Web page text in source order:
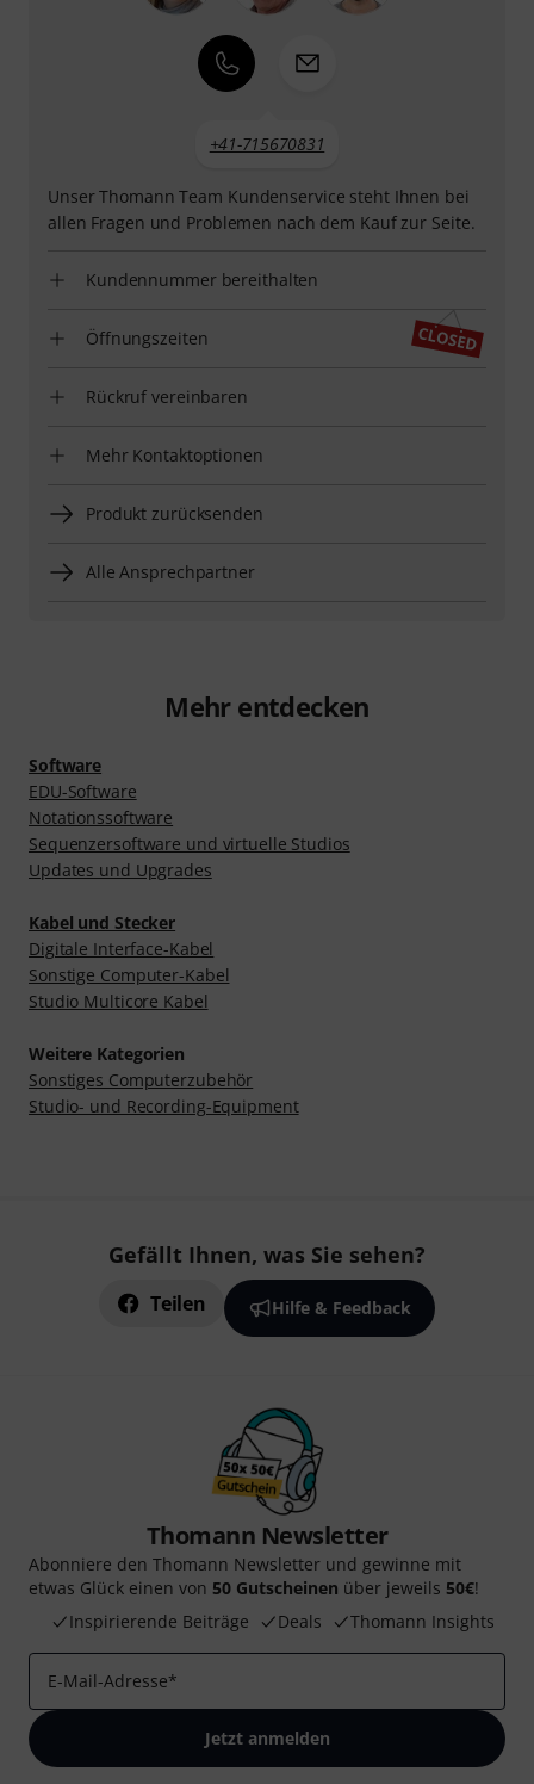
+41-715670831
Unser Thomann Team Kundenservice steht Ihnen bei
allen Fragen und Problemen nach dem Kauf zur Seite.
Kundennummer bereithalten
Öffnungszeiten
Rückruf vereinbaren
Mehr Kontaktoptionen
Produkt zurücksenden
Alle Ansprechpartner
Mehr entdecken
Software
EDU-Software
Notationssoftware
Sequenzersoftware und virtuelle Studios
Updates und Upgrades
Kabel und Stecker
Digitale Interface-Kabel
Sonstige Computer-Kabel
Studio Multicore Kabel
Weitere Kategorien
Sonstiges Computerzubehör
Studio- und Recording-Equipment
Gefällt Ihnen, was Sie sehen?
Teilen Hilfe & Feedback
Thomann Newsletter
Abonniere den Thomann Newsletter und gewinne mit
etwas Glück einen von 50 Gutscheinen über jeweils 50€!
Inspirierende Beiträge
Deals Thomann Insights
E-Mail-Adresse*
Jetzt anmelden